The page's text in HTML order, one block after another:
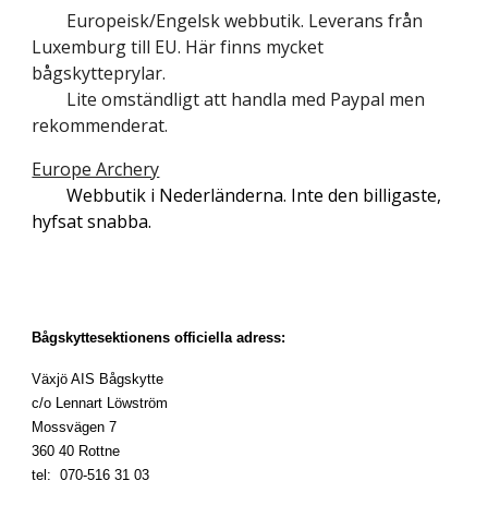
Europeisk/Engelsk webbutik. Leverans från
Luxemburg till EU. Här finns mycket
bågskytteprylar.
Lite omständligt att handla med Paypal men
rekommenderat.
Europe Archery
Webbutik i Nederländerna. Inte den billigaste,
hyfsat snabba.
Bågskyttesektionens officiella adress:
Växjö AIS Bågskytte
c/o Lennart Löwström
Mossvägen 7
360 40 Rottne
tel: 070-516 31 03